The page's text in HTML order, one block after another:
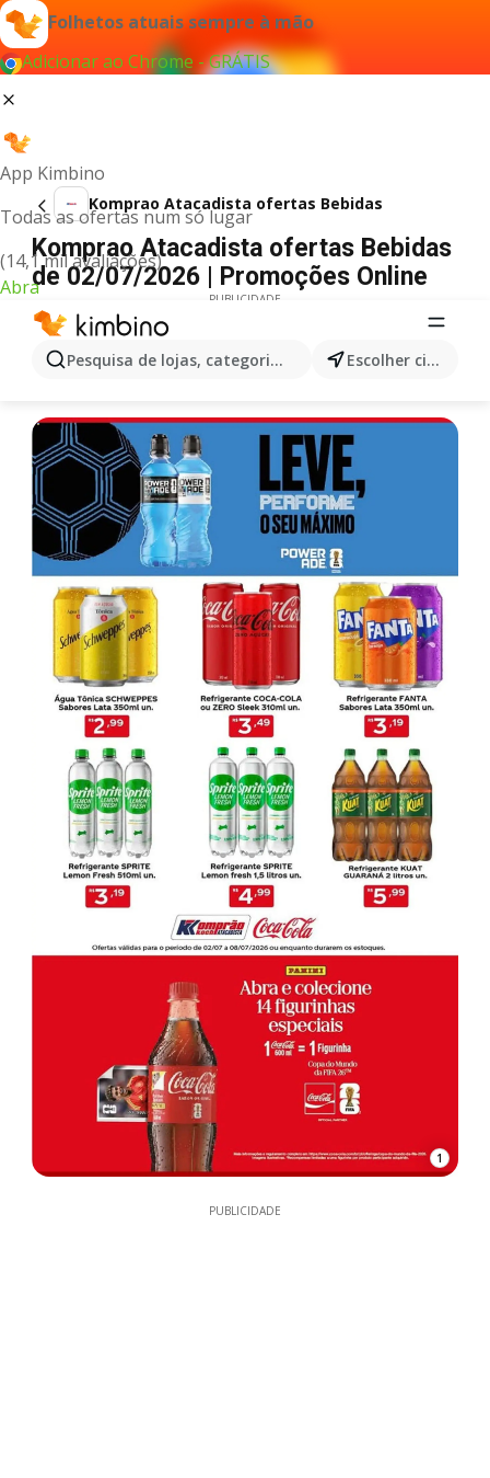
Folhetos atuais sempre à mão
Adicionar ao Chrome - GRÁTIS
App Kimbino
Todas as ofertas num só lugar
(14,1 mil avaliações)
Abra
Pesquisa de lojas, categorias,produtos... Escolher cidade
Komprao Atacadista ofertas Bebidas
Komprao Atacadista ofertas Bebidas
de 02/07/2026 | Promoções Online
PUBLICIDADE
1
PUBLICIDADE